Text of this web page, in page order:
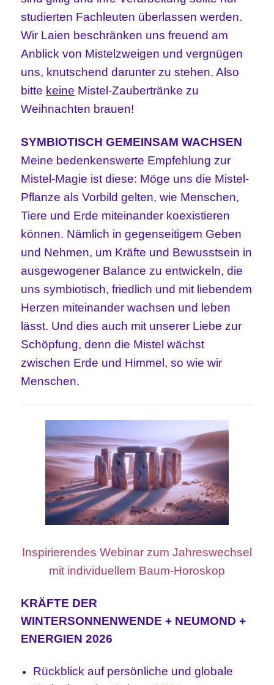
studierten Fachleuten überlassen werden.
Wir Laien beschränken uns freuend am
Anblick von Mistelzweigen und vergnügen
uns, knutschend darunter zu stehen. Also
bitte keine Mistel-Zaubertränke zu
Weihnachten brauen!
SYMBIOTISCH GEMEINSAM WACHSEN
Meine bedenkenswerte Empfehlung zur
Mistel-Magie ist diese: Möge uns die Mistel-
Pflanze als Vorbild gelten, wie Menschen,
Tiere und Erde miteinander koexistieren
können. Nämlich in gegenseitigem Geben
und Nehmen, um Kräfte und Bewusstsein in
ausgewogener Balance zu entwickeln, die
uns symbiotisch,friedlich und mit liebendem
Herzen miteinander wachsen und leben
lässt. Und dies auch mit unserer Liebe zur
Schöpfung, denn die Mistel wächst
zwischen Erde und Himmel, so wie wir
Menschen.
Inspirierendes Webinar zum Jahreswechsel
mit individuellem Baum-Horoskop
KRÄFTE DER
WINTERSONNENWENDE + NEUMOND +
ENERGIEN 2026
Rückblick auf persönliche und globale